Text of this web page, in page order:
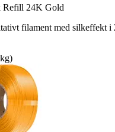
Refill 24K Gold
filament med silkeffekt i